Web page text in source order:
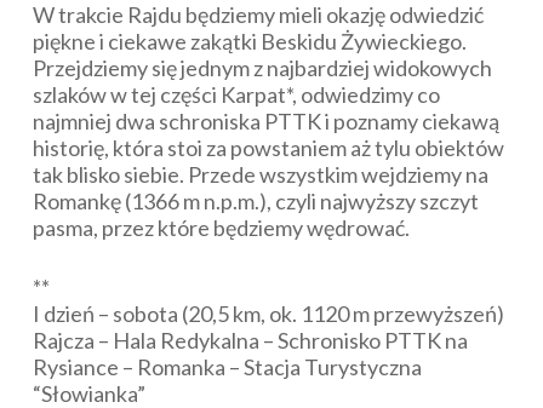
W trakcie Rajdu będziemy mieli okazję odwiedzić
piękne i ciekawe zakątki Beskidu Żywieckiego.
Przejdziemy się jednym z najbardziej widokowych
szlaków w tej części Karpat*, odwiedzimy co
najmniej dwa schroniska PTTK i poznamy ciekawą
historię, która stoi za powstaniem aż tylu obiektów
tak blisko siebie. Przede wszystkim wejdziemy na
Romankę (1366 m n.p.m.), czyli najwyższy szczyt
pasma, przez które będziemy wędrować.
**
I dzień – sobota (20,5 km, ok. 1120 m przewyższeń)
Rajcza – Hala Redykalna – Schronisko PTTK na
Rysiance – Romanka – Stacja Turystyczna
“Słowianka”